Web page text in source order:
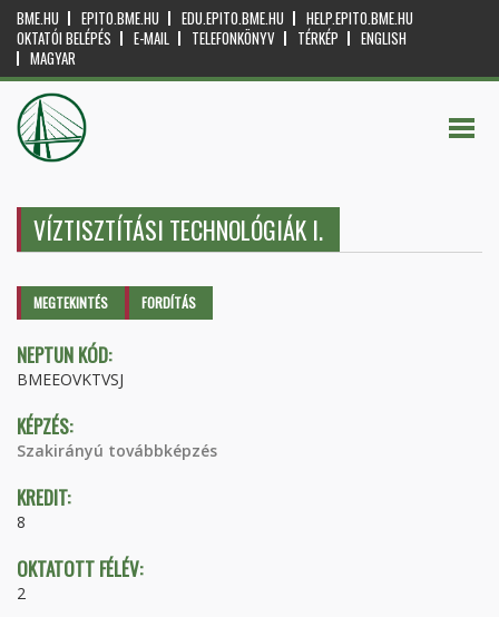
BME.HU EPITO.BME.HU EDU.EPITO.BME.HU
HELP.EPITO.BME.HU
OKTATÓI BELÉPÉS
E-MAIL TELEFONKÖNYV TÉRKÉP
ENGLISH
MAGYAR
VÍZTISZTÍTÁSI TECHNOLÓGIÁK I.
Elsődleges fülek
MEGTEKINTÉS (AKTÍVFORDÍTÁS
NEPTUN KÓD:
BMEEOVKTVSJ
KÉPZÉS:
Szakirányú továbbképzés
KREDIT:
8
OKTATOTT FÉLÉV:
2